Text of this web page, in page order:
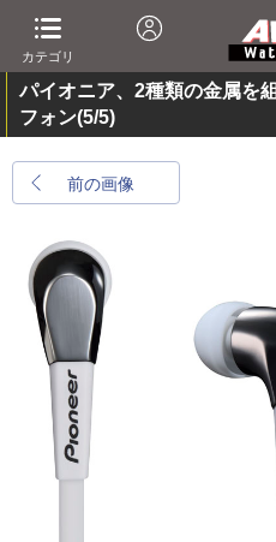
カテゴリ
パイオニア、2種類の金属を
フォン(5/5)
前の画像